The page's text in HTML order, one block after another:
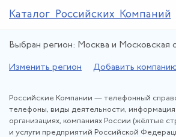
Каталог Российских Компаний
Выбран регион: Москва и Московская
Изменить регион Добавить
Российские Компании — телефонный
телефоны, виды деятельности,
организациях, компаниях России (жёлтые
и услуги предприятий Российской